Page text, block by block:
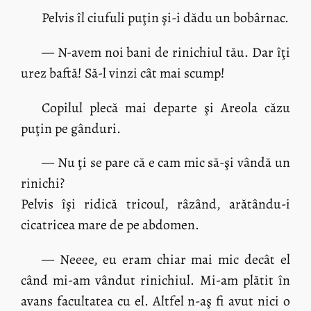
Pelvis îl ciufuli puţin şi-i dădu un bobârnac.
— N-avem noi bani de rinichiul tău. Dar îţi
urez baftă! Să-l vinzi cât mai scump!
Copilul plecă mai departe şi Areola căzu
puţin pe gânduri.
— Nu ţi se pare că e cam mic să-şi vândă un
rinichi?
Pelvis îşi ridică tricoul, râzând, arătându-i
cicatricea mare de pe abdomen.
— Neeee, eu eram chiar mai mic decât el
când mi-am vândut rinichiul. Mi-am plătit în
avans facultatea cu el. Altfel n-aş fi avut nici o